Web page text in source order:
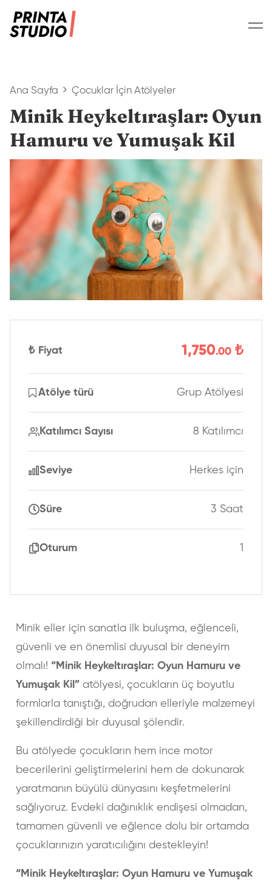
Ana Sayfa Çocuklar İçin Atölyeler
Minik Heykeltıraşlar: Oyun
Hamuru ve Yumuşak Kil
₺ Fiyat 1,750.00 ₺
Atölye türü Grup Atölyesi
Katılımcı Sayısı 8 Katılımcı
Seviye Herkes için
Süre 3 Saat
Oturum 1
Minik eller için sanatla ilk buluşma, eğlenceli,
güvenli ve en önemlisi duyusal bir deneyim
olmalı! “Minik Heykeltıraşlar: Oyun Hamuru ve
Yumuşak Kil” atölyesi, çocukların üç boyutlu
formlarla tanıştığı, doğrudan elleriyle malzemeyi
şekillendirdiği bir duyusal şölendir.
Bu atölyede çocukların hem ince motor
becerilerini geliştirmelerini hem de dokunarak
yaratmanın büyülü dünyasını keşfetmelerini
sağlıyoruz. Evdeki dağınıklık endişesi olmadan,
tamamen güvenli ve eğlence dolu bir ortamda
çocuklarınızın yaratıcılığını destekleyin!
“Minik Heykeltıraşlar: Oyun Hamuru ve Yumuşak